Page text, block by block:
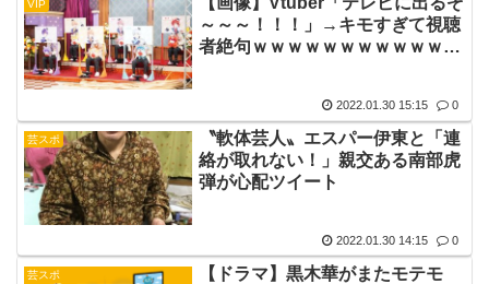
VIP
～～～！！！」→キモすぎて視聴
者絶句ｗｗｗｗｗｗｗｗｗｗｗｗ
2022.01.30 15:15 0
芸スポ
〝軟体芸人〟エスパー伊東と「連
絡が取れない！」親交ある南部虎
弾が心配ツイート
2022.01.30 14:15 0
芸スポ
【ドラマ】黒木華がまたモテモ